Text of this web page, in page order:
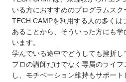
いる方におすすめのプログラムスク
TECH CAMPを利用する人の多くは
あることから、そういった方にも
います。
学んでいる途中でどうしても挫折し
プロの講師だけでなく専属のライ
し、モチベーション維持もサポー